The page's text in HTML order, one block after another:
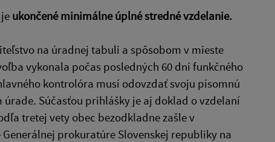
ukončené minimálne úplné stredné vzdelanie.
na úradnej tabuli a spôsobom v mieste
vykonala počas posledných 60 dní funkčného
kontrolóra musí odovzdať svoju písomnú
Súčasťou prihlášky je aj doklad o vzdelaní
tretej vety obec bezodkladne zašle v
prokuratúre Slovenskej republiky na